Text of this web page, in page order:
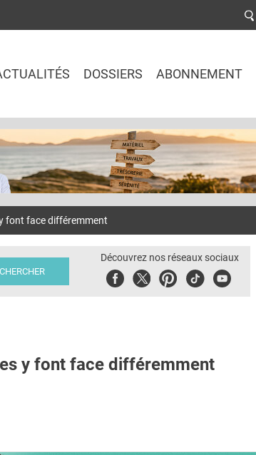
DOSSIERS ABONNEMENT
font face différemment
Découvrez nos réseaux sociaux
FacebookTwitterPinterest
TiktokYoubute
y font face différemment